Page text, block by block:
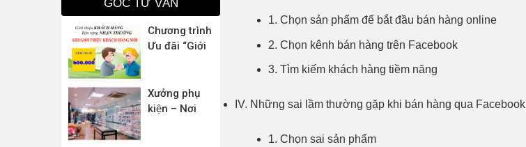
1. Chọn sản phẩm để bắt đầu bán hàng online
2. Chọn kênh bán hàng trên Facebook
3. Tìm kiếm khách hàng tiềm năng
IV. Những sai lầm thường gặp khi bán hàng qua Facebook
1. Chọn sai sản phẩm
GÓC TƯ VẤN
Chương trình
Ưu đãi “Giới
Ràng Nhận
Thưởng”
Xưởng phụ
kiện – Nơi